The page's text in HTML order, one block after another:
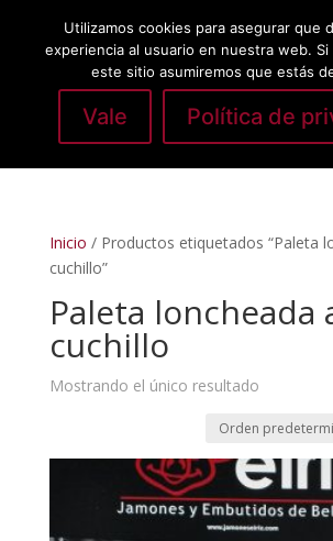
Seleccionar página
Inicio / Productos etiquetados “Paleta
cuchillo”
Paleta loncheada
cuchillo
Mostrando el único resultado
Utilizamos cookies para asegurar que
experiencia al usuario en nuestra web.
este sitio asumiremos que estás
Vale Política de